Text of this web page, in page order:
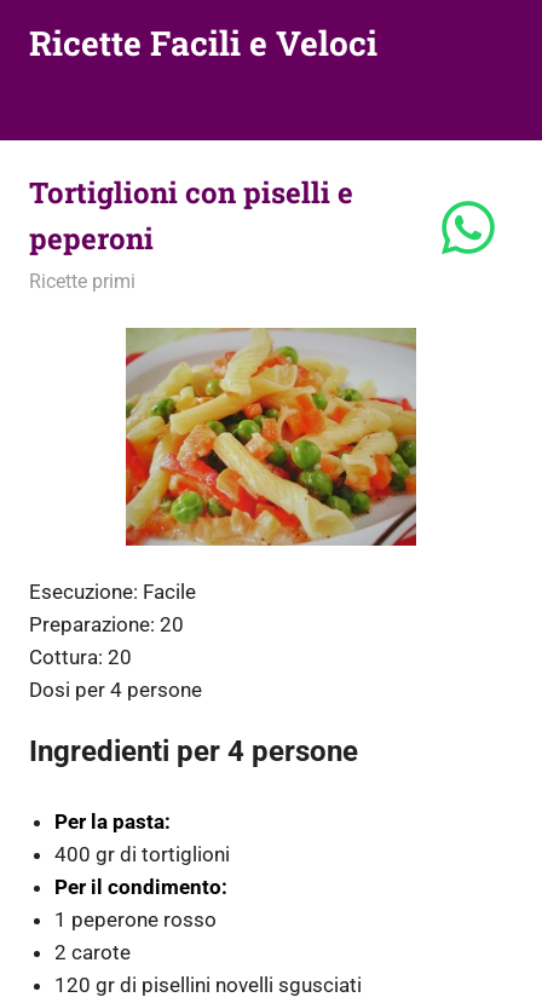
Ricette Facili e Veloci
Tortiglioni con piselli e
peperoni
14 Aprile 2010
admin
Ricette primi
Esecuzione: Facile
Preparazione: 20
Cottura: 20
Dosi per 4 persone
Ingredienti per 4 persone
Per la pasta:
400 gr di tortiglioni
Per il condimento:
1 peperone rosso
2 carote
120 gr di pisellini novelli sgusciati